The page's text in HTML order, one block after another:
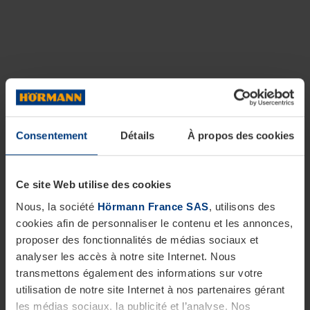
Consentement Détails À propos des cookies
Ce site Web utilise des cookies
Nous, la société Hörmann France SAS, utilisons des
cookies afin de personnaliser le contenu et les annonces,
proposer des fonctionnalités de médias sociaux et
analyser les accès à notre site Internet. Nous
transmettons également des informations sur votre
utilisation de notre site Internet à nos partenaires gérant
les médias sociaux, la publicité et l’analyse. Nos